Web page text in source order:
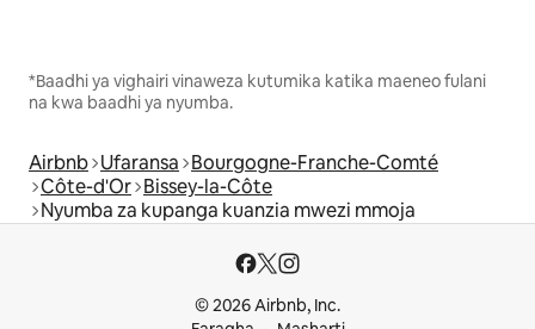
*Baadhi ya vighairi vinaweza kutumika katika maeneo fulani
na kwa baadhi ya nyumba.
Airbnb Ufaransa Bourgogne-Franche-Comté
Côte-d'Or Bissey-la-Côte
Nyumba za kupanga kuanzia mwezi mmoja
© 2026 Airbnb, Inc.